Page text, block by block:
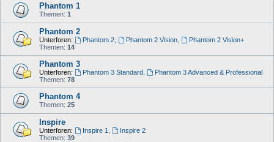
Phantom 1
Themen: 1
Phantom 2
Unterforen: Phantom 2, Phantom 2 Vision,
Phantom 2 Vision+
Themen: 14
Phantom 3
Unterforen: Phantom 3 Standard,
Phantom 3 Advanced & Professional
Themen: 78
Phantom 4
Themen: 25
Inspire
Unterforen: Inspire 1
Inspire 2
Themen: 39